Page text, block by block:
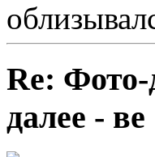
Re:
далее - ве